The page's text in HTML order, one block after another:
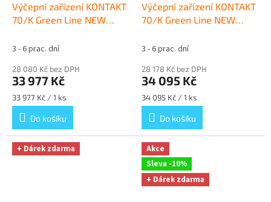
Výčepní zařízení KONTAKT
70/K Green Line NEW
+ Dárek zdarma
3 - 6 prac. dní
28 080 Kč bez DPH
33 977 Kč
Měrná
cena:
33 977 Kč / 1 ks
Do košíku
Výčepní zařízení KONTAKT
70/K Green Line NEW
+ Dárek zdarma
3 - 6 prac. dní
28 178 Kč bez DPH
34 095 Kč
Měrná
cena:
34 095 Kč / 1 ks
Do košíku
+ Dárek zdarma
Akce
Sleva -10%
+ Dárek zdarma